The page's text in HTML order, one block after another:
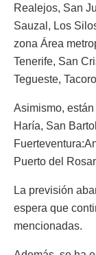
Realejos, San
Sauzal, Los
zona Área
Tenerife, San
Tegueste,
Asimismo,
Haría, San
Puerto del
La previsión
espera que
mencionadas.